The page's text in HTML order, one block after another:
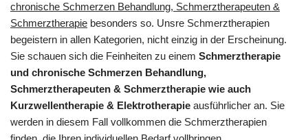
chronische Schmerzen Behandlung, Schmerztherapeuten &
Schmerztherapie besonders so. Unsre Schmerztherapien
begeistern in allen Kategorien, nicht einzig in der Erscheinung.
Sie schauen sich die Feinheiten zu einem Schmerztherapie
und chronische Schmerzen Behandlung,
Schmerztherapeuten & Schmerztherapie wie auch
Kurzwellentherapie & Elektrotherapie ausführlicher an. Sie
werden in diesem Fall vollkommen die Schmerztherapien